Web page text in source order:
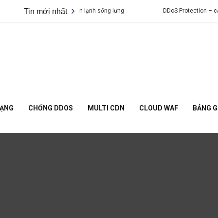
Tin mới nhất
tấn công DDoS khiến bạn lạnh sống lưng DDoS Protection – cạm
CHỐNG DDOS MULTI CDN CLOUD WAF BẢNG